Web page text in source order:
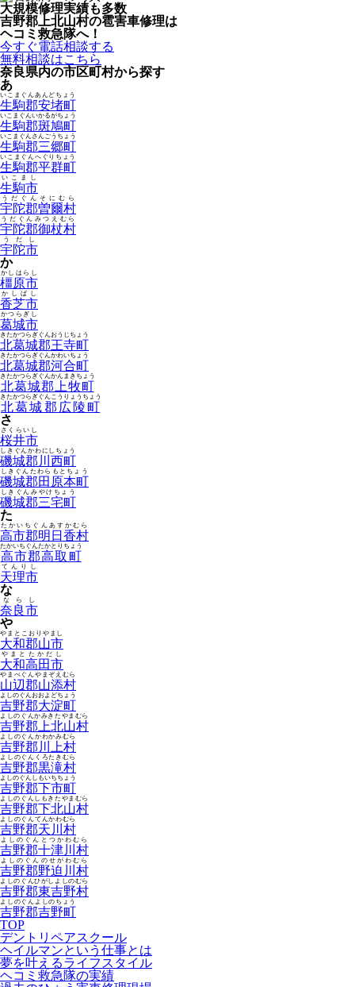
大規模修理実績も多数
吉野郡上北山村の雹害車修理は
ヘコミ救急隊へ！
今すぐ電話相談する
無料相談はこちら
奈良県内の市区町村から探す
あ
生駒郡安堵町
いこまぐんあんどちょう
生駒郡斑鳩町
いこまぐんいかるがちょう
生駒郡三郷町
いこまぐんさんごうちょう
生駒郡平群町
いこまぐんへぐりちょう
生駒市
いこまし
宇陀郡曽爾村
うだぐんそにむら
宇陀郡御杖村
うだぐんみつえむら
宇陀市
うだし
か
橿原市
かしはらし
香芝市
かしばし
葛城市
かつらぎし
北葛城郡王寺町
きたかつらぎぐんおうじちょう
北葛城郡河合町
きたかつらぎぐんかわいちょう
北葛城郡上牧町
きたかつらぎぐんかんまきちょう
北葛城郡広陵町
きたかつらぎぐんこうりょうちょう
さ
桜井市
さくらいし
磯城郡川西町
しきぐんかわにしちょう
磯城郡田原本町
しきぐんたわらもとちょう
磯城郡三宅町
しきぐんみやけちょう
た
高市郡明日香村
たかいちぐんあすかむら
高市郡高取町
たかいちぐんたかとりちょう
天理市
てんりし
な
奈良市
ならし
や
大和郡山市
やまとこおりやまし
大和高田市
やまとたかだし
山辺郡山添村
やまべぐんやまぞえむら
吉野郡大淀町
よしのぐんおおよどちょう
吉野郡上北山村
よしのぐんかみきたやまむら
吉野郡川上村
よしのぐんかわかみむら
吉野郡黒滝村
よしのぐんくろたきむら
吉野郡下市町
よしのぐんしもいちちょう
吉野郡下北山村
よしのぐんしもきたやまむら
吉野郡天川村
よしのぐんてんかわむら
吉野郡十津川村
よしのぐんとつかわむら
吉野郡野迫川村
よしのぐんのせがわむら
吉野郡東吉野村
よしのぐんひがしよしのむら
吉野郡吉野町
よしのぐんよしのちょう
TOP
デントリペアスクール
ヘイルマンという仕事とは
夢を叶えるライフスタイル
ヘコミ救急隊の実績